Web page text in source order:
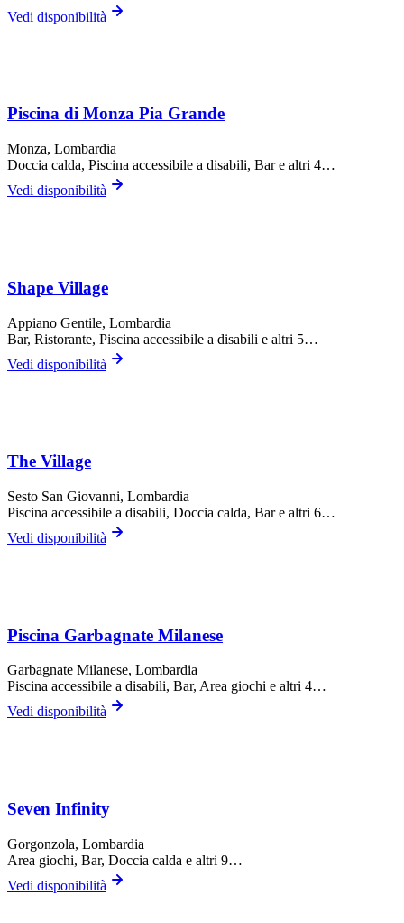
Vedi disponibilità
Piscina di Monza Pia Grande
Monza, Lombardia
Doccia calda, Piscina accessibile a disabili, Bare altri 4…
Vedi disponibilità
Shape Village
Appiano Gentile, Lombardia
Bar, Ristorante, Piscina accessibile a disabili e altri 5…
Vedi disponibilità
The Village
Sesto San Giovanni, Lombardia
Piscina accessibile a disabili, Doccia calda, Bare altri 6…
Vedi disponibilità
Piscina Garbagnate Milanese
Garbagnate Milanese, Lombardia
Piscina accessibile a disabili, Bar, Area giochi e altri 4…
Vedi disponibilità
Seven Infinity
Gorgonzola, Lombardia
Area giochi, Bar, Doccia calda e altri 9…
Vedi disponibilità